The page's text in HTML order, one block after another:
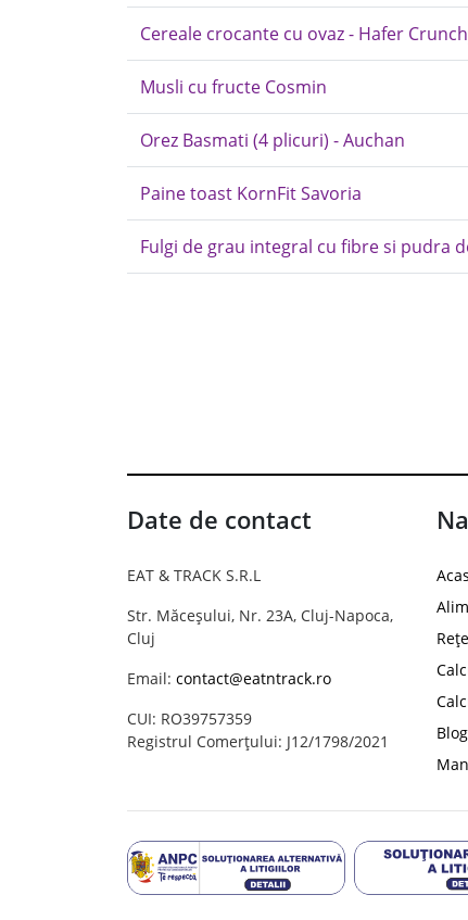
Cereale crocante cu ovaz - Hafer
Musli cu fructe Cosmin
Orez Basmati (4 plicuri) - Auchan
Paine toast KornFit Savoria
Fulgi de grau integral cu fibre si pudra
Date de contact
EAT & TRACK S.R.L
Str. Măceșului, Nr. 23A, Cluj-Napoca,
Cluj
Email: contact@eatntrack.ro
CUI: RO39757359
Registrul Comerțului: J12/1798/2021
Blog